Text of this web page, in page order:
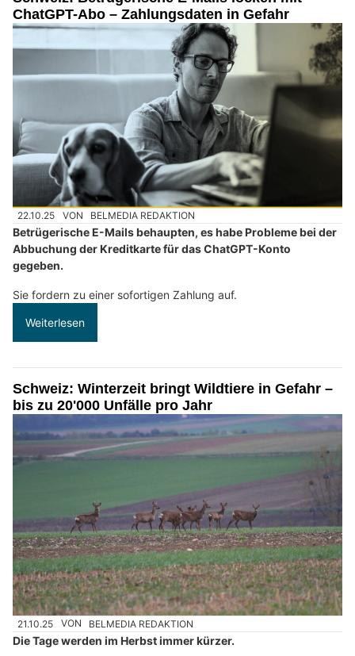
ChatGPT-Abo – Zahlungsdaten in Gefahr
22.10.25 VON BELMEDIA REDAKTION
Betrügerische E-Mails behaupten, es habe Probleme bei der
Abbuchung der Kreditkarte für das ChatGPT-Konto
gegeben.
Sie fordern zu einer sofortigen Zahlung auf.
Weiterlesen
Schweiz: Winterzeit bringt Wildtiere in Gefahr –
bis zu 20'000 Unfälle pro Jahr
21.10.25 VON BELMEDIA REDAKTION
Die Tage werden im Herbst immer kürzer.